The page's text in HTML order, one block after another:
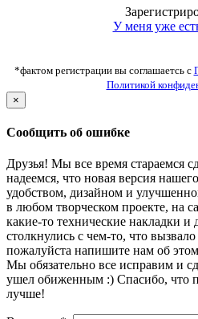
У меня уже
*фактом регистрации вы соглашаетсь с
Политикой
×
Сообщить об ошибке
Друзья! Мы все время стараемся
надеемся, что новая версия
удобством, дизайном и
в любом творческом проекте, на
какие-то технические накладки
столкнулись с чем-то, что
пожалуйста напишите нам об
Мы обязательно все исправим и
ушел обиженным :) Спасибо, что
лучше!